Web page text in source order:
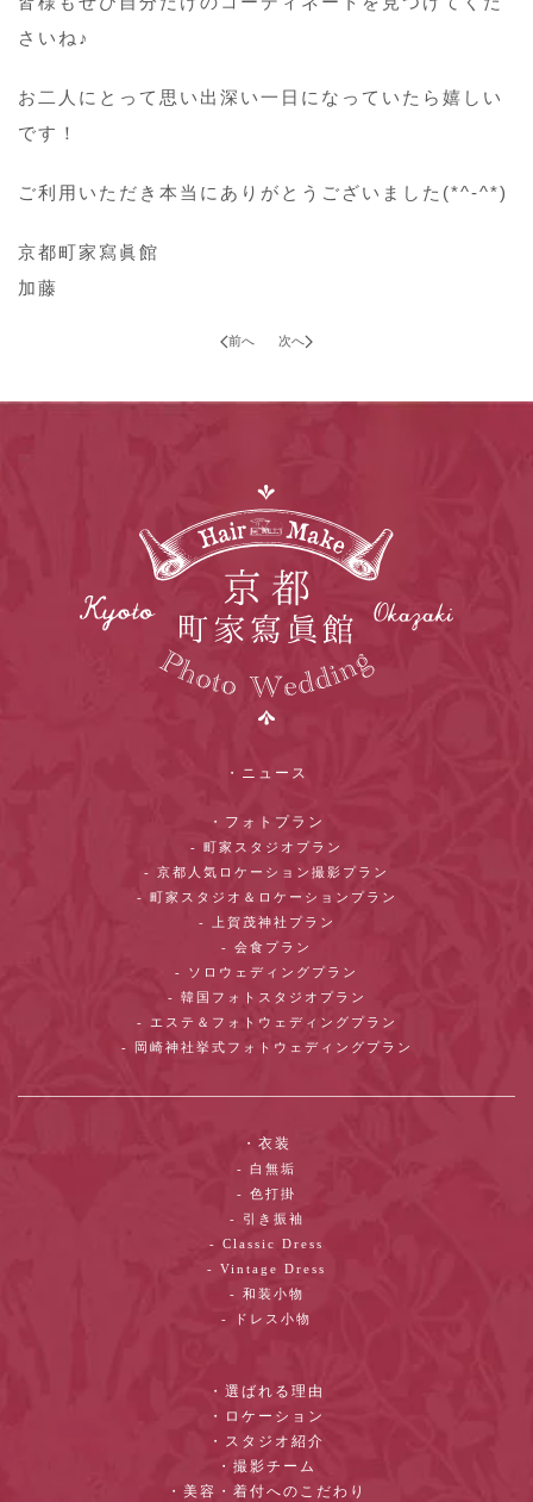
さいね♪
お二人にとって思い出深い一日になっていたら嬉しい
です！
ご利用いただき本当にありがとうございました(*^-^*)
京都町家寫眞館
加藤
前へ 次へ
・ニュース
・フォトプラン
- 町家スタジオプラン
- 京都人気ロケーション撮影プラン
- 町家スタジオ＆ロケーションプラン
- 上賀茂神社プラン
- 会食プラン
- ソロウェディングプラン
- 韓国フォトスタジオプラン
- エステ＆フォトウェディングプラン
- 岡崎神社挙式フォトウェディングプラン
・衣装
- 白無垢
- 色打掛
- 引き振袖
- Classic Dress
- Vintage Dress
- 和装小物
- ドレス小物
・選ばれる理由
・ロケーション
・スタジオ紹介
・撮影チーム
・美容・着付へのこだわり